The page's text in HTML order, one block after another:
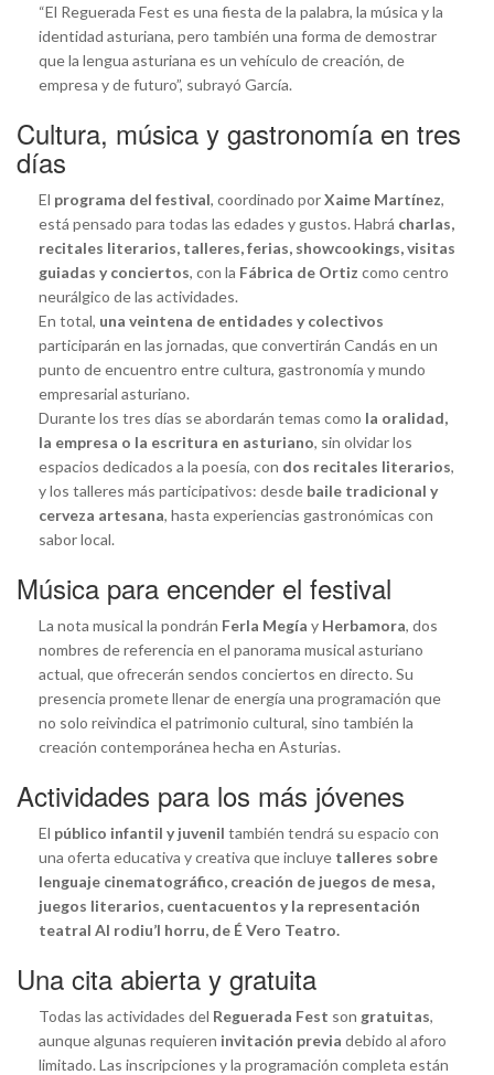
“El Reguerada Fest es una fiesta de la palabra, la música y la
identidad asturiana, pero también una forma de demostrar
que la lengua asturiana es un vehículo de creación, de
empresa y de futuro”, subrayó García.
Cultura, música y gastronomía en tres
días
El programa del festival, coordinado porXaime Martínez,
está pensado para todas las edades y gustos. Habrá charlas,
recitales literarios, talleres, ferias, showcookings, visitas
guiadas y conciertos, con la Fábrica de Ortiz como centro
neurálgico de las actividades.
En total, una veintena de entidades y colectivos
participarán en las jornadas, que convertirán Candás en un
punto de encuentro entre cultura, gastronomía y mundo
empresarial asturiano.
Durante los tres días se abordarán temas como la oralidad,
la empresa o la escritura en asturiano, sin olvidar los
espacios dedicados a la poesía, con dos recitales literarios,
y los talleres más participativos: desde baile tradicional y
cerveza artesana, hasta experiencias gastronómicas con
sabor local.
Música para encender el festival
La nota musical la pondrán Ferla Megía y Herbamora, dos
nombres de referencia en el panorama musical asturiano
actual, que ofrecerán sendos conciertos en directo. Su
presencia promete llenar de energía una programación que
no solo reivindica el patrimonio cultural, sino también la
creación contemporánea hecha en Asturias.
Actividades para los más jóvenes
El público infantil y juvenil también tendrá su espacio con
una oferta educativa y creativa que incluye talleres sobre
lenguaje cinematográfico, creación de juegos de mesa,
juegos literarios, cuentacuentos y la representación
teatral Al rodiu’l horru, de É Vero Teatro.
Una cita abierta y gratuita
Todas las actividades del Reguerada Fest son gratuitas,
aunque algunas requieren invitación previa debido al aforo
limitado. Las inscripciones y la programación completa están